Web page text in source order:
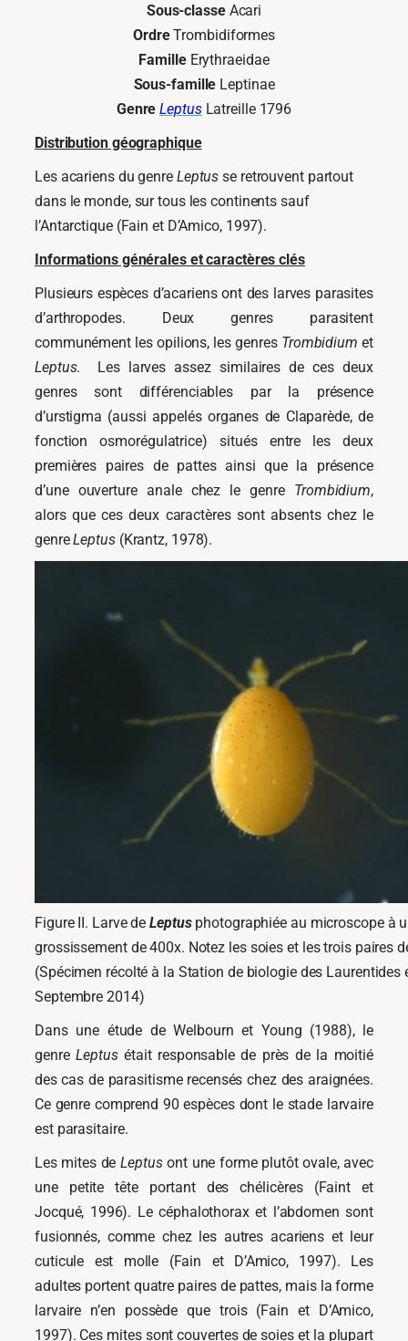
Sous-classeAcari
OrdreTrombidiformes
FamilleErythraeidae
Sous-famille Leptinae
Genre Leptus Latreille 1796
Distribution géographique
Les acariens du genre Leptus se retrouvent partout
dans le monde, sur tous les continents sauf
l’Antarctique (Fain et D’Amico, 1997).
Informations générales et caractères clés
Plusieurs espèces d’acariens ont des larves parasites
d’arthropodes. Deux genres parasitent
communément les opilions, les genres Trombidium et
Leptus. Les larves assez similaires de ces deux
genres sont différenciables par la présence
d’urstigma (aussi appelés organes de Claparède, de
fonction osmorégulatrice) situés entre les deux
premières paires de pattes ainsi que la présence
d’une ouverture anale chez le genre Trombidium,
alors que ces deux caractères sont absents chez le
genreLeptus(Krantz, 1978).
Figure II. Larve de Leptusphotographiée au microscope à
grossissement de 400x. Notez les soies et les trois paires
(Spécimen récolté à la Station de biologie des Laurentides
Septembre 2014)
Dans une étude de Welbourn et Young (1988), le
genreLeptusétait responsable de près de la moitié
des cas de parasitisme recensés chez des araignées.
Ce genre comprend 90 espèces dont le stade larvaire
est parasitaire.
Les mites deLeptusont une forme plutôt ovale, avec
une petite tête portant des chélicères (Faint et
Jocqué, 1996). Le céphalothorax et l’abdomen sont
fusionnés, comme chez les autres acariens et leur
cuticule est molle (Fain et D’Amico, 1997). Les
adultes portent quatre paires de pattes, mais la forme
larvaire n’en possède que trois (Fain et D’Amico,
1997). Ces mites sont couvertes de soies et la plupart